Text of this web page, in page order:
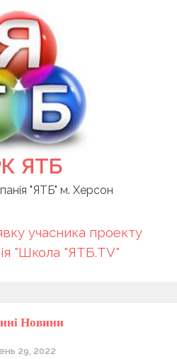
ЯТБ
"ЯТБ" м. Херсон
учасника проекту
"Школа "ЯТБ.TV"
Новини
29, 2022